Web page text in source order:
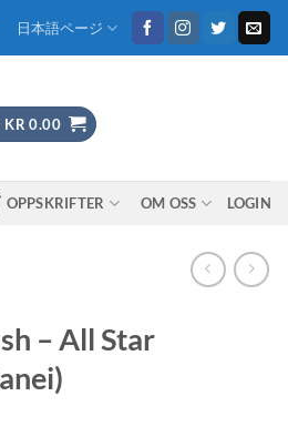
日本語ページ
KR 0.00
OPPSKRIFTER OM OSS LOGIN
– All Star